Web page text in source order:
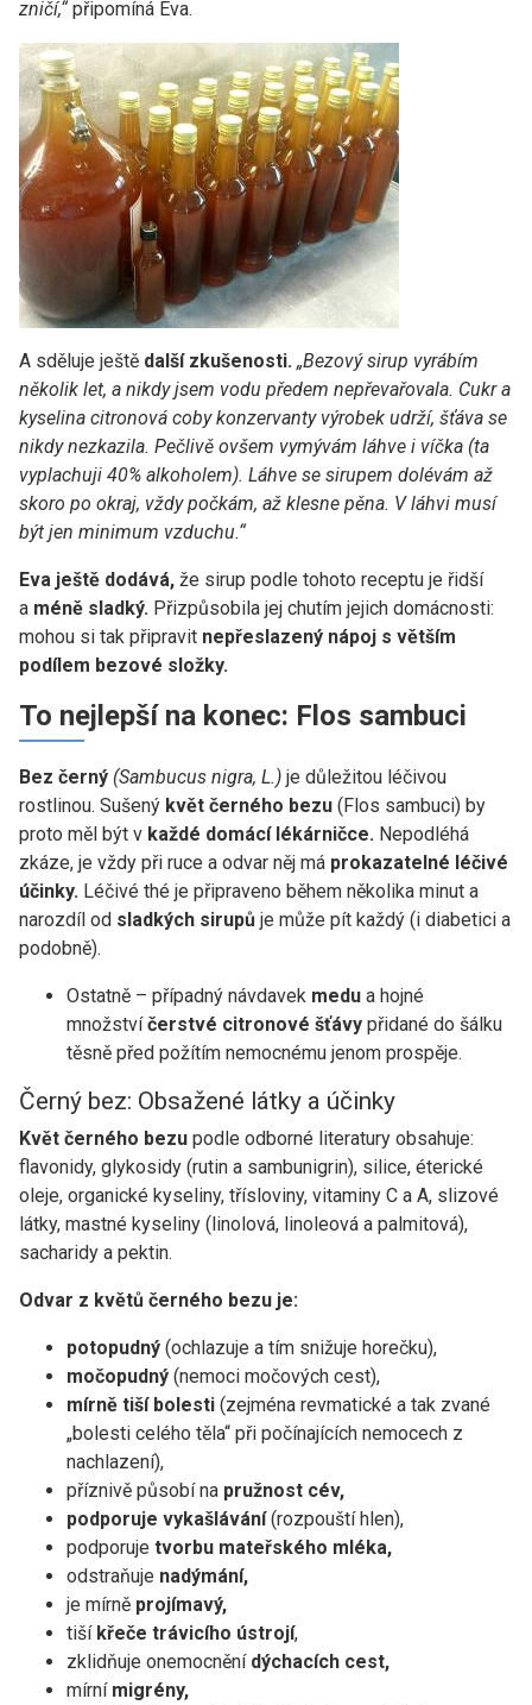
zničí,“připomíná Eva.
A sděluje ještě další zkušenosti. „Bezový sirup vyrábím
několik let, a nikdy jsem vodu předem nepřevařovala. Cukr a
kyselina citronová coby konzervanty výrobek udrží, šťáva se
nikdy nezkazila. Pečlivě ovšem vymývám láhve i víčka (ta
vyplachuji 40% alkoholem). Láhve se sirupem dolévám až
skoro po okraj, vždy počkám, až klesne pěna. V láhvi musí
být jen minimum vzduchu.“
Eva ještě dodává, že sirup podle tohoto receptu je řidší
a méně sladký. Přizpůsobila jej chutím jejich domácnosti:
mohou si tak připravit nepřeslazený nápoj s větším
podílem bezové složky.
To nejlepší na konec: Flos sambuci
Bez černý (Sambucus nigra, L.) je důležitou léčivou
rostlinou. Sušený květ černého bezu (Flos sambuci) by
proto měl být v každé domácí lékárničce. Nepodléhá
zkáze, je vždy při ruce a odvar něj má prokazatelné léčivé
účinky. Léčivé thé je připraveno během několika minut a
narozdíl od sladkých sirupů je může pít každý (i diabetici a
podobně).
Ostatně – případný návdavek medu a hojné
množstvíčerstvé citronové šťávy přidané do šálku
těsně před požítím nemocnému jenom prospěje.
Černý bez: Obsažené látky a účinky
Květ černého bezu podle odborné literatury obsahuje:
flavonidy, glykosidy (rutin a sambunigrin), silice, éterické
oleje, organické kyseliny, třísloviny, vitaminy C a A, slizové
látky, mastné kyseliny (linolová, linoleová a palmitová),
sacharidy a pektin.
Odvar z květů černého bezu je:
potopudný (ochlazuje a tím snižuje horečku),
močopudný (nemoci močových cest),
mírně tiší bolesti (zejména revmatické a tak zvané
„bolesti celého těla“ při počínajících nemocech z
nachlazení),
příznivě působí na pružnost cév,
podporuje vykašlávání(rozpouští hlen),
podporuje tvorbu mateřského mléka,
odstraňuje nadýmání,
je mírně projímavý,
tiší křeče trávicího ústrojí,
zklidňuje onemocnění dýchacích cest,
mírní migrény,